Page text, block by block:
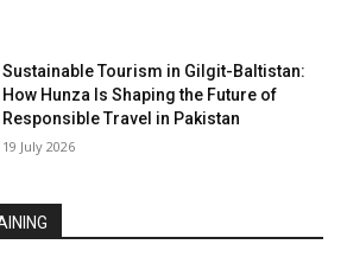
Sustainable Tourism in Gilgit-Baltistan:
How Hunza Is Shaping the Future of
Responsible Travel in Pakistan
19 July 2026